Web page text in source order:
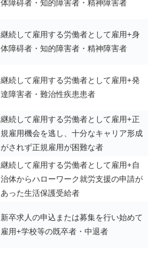
体障碍者・知的障害者・精神障害者
継続して雇用する労働者として雇用+身
体障碍者・知的障害者・精神障害者
継続して雇用する労働者として雇用+発
達障害者・難治性疾患患者
継続して雇用する労働者として雇用+正
規雇用機会を逃し、十分なキャリア形成
がされず正規雇用が困難な者
継続して雇用する労働者として雇用+自
治体からハローワーク就労支援の申請が
あった生活保護受給者
新卒求人の申込または募集を行い始めて
雇用+学校等の既卒者・中退者